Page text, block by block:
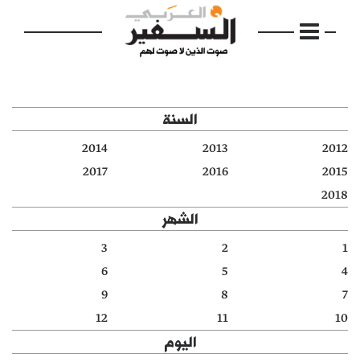
الرئيسية
مواضيع
دفاتر
السنة
2012
2013
2014
2015
2016
2017
2018
الشهر
1
2
3
4
5
6
7
8
9
10
11
12
اليوم